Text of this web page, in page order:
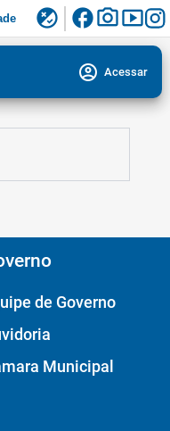
flaky facebookphoto_camerasmart_display
account_circle Acessar
de Governo
Municipal